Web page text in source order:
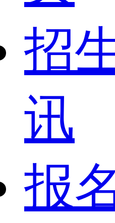
招
讯
报